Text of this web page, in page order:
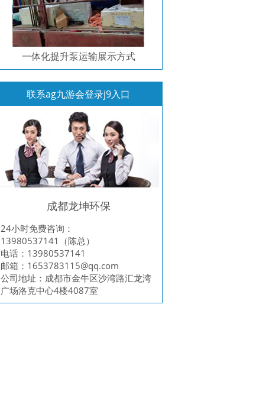
一体化提升泵运输展示方式
联系ag九游会登录j9入口
成都龙坤环保
24小时免费咨询：
13980537141（陈总）
电话：13980537141
邮箱： 1653783115@qq.com
公司地址：成都市金牛区沙湾路汇龙湾
广场洛克中心4楼4087室